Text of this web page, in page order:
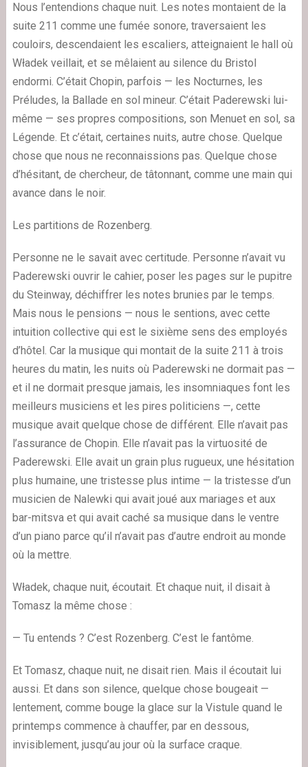
Nous l’entendions chaque nuit. Les notes montaient de la
suite 211 comme une fumée sonore, traversaient les
couloirs, descendaient les escaliers, atteignaient le hall où
Władek veillait, et se mêlaient au silence du Bristol
endormi. C’était Chopin, parfois — les Nocturnes, les
Préludes, la Ballade en sol mineur. C’était Paderewski lui-
même — ses propres compositions, son Menuet en sol, sa
Légende. Et c’était, certaines nuits, autre chose. Quelque
chose que nous ne reconnaissions pas. Quelque chose
d’hésitant, de chercheur, de tâtonnant, comme une main qui
avance dans le noir.
Les partitions de Rozenberg.
Personne ne le savait avec certitude. Personne n’avait vu
Paderewski ouvrir le cahier, poser les pages sur le pupitre
du Steinway, déchiffrer les notes brunies par le temps.
Mais nous le pensions — nous le sentions, avec cette
intuition collective qui est le sixième sens des employés
d’hôtel. Car la musique qui montait de la suite 211 à trois
heures du matin, les nuits où Paderewski ne dormait pas —
et il ne dormait presque jamais, les insomniaques font les
meilleurs musiciens et les pires politiciens —, cette
musique avait quelque chose de différent. Elle n’avait pas
l’assurance de Chopin. Elle n’avait pas la virtuosité de
Paderewski. Elle avait un grain plus rugueux, une hésitation
plus humaine, une tristesse plus intime — la tristesse d’un
musicien de Nalewki qui avait joué aux mariages et aux
bar-mitsva et qui avait caché sa musique dans le ventre
d’un piano parce qu’il n’avait pas d’autre endroit au monde
où la mettre.
Władek, chaque nuit, écoutait. Et chaque nuit, il disait à
Tomasz la même chose :
— Tu entends ? C’est Rozenberg. C’est le fantôme.
Et Tomasz, chaque nuit, ne disait rien. Mais il écoutait lui
aussi. Et dans son silence, quelque chose bougeait —
lentement, comme bouge la glace sur la Vistule quand le
printemps commence à chauffer, par en dessous,
invisiblement, jusqu’au jour où la surface craque.